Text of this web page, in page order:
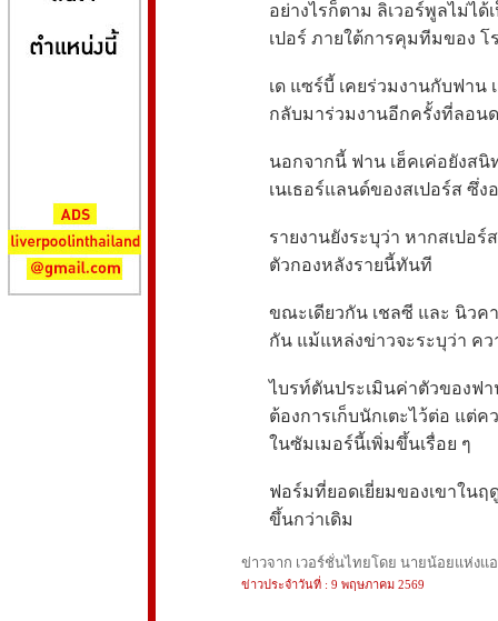
อย่างไรก็ตาม ลิเวอร์พูลไม่ไ
เปอร์ ภายใต้การคุมทีมของ โ
เด แซร์บี้ เคยร่วมงานกับฟาน
กลับมาร่วมงานอีกครั้งที่ลอน
นอกจากนี้ ฟาน เฮ็คเค่อยังส
เนเธอร์แลนด์ของสเปอร์ส ซึ่
รายงานยังระบุว่า หากสเปอ
ตัวกองหลังรายนี้ทันที
ขณะเดียวกัน เชลซี และ นิวค
กัน แม้แหล่งข่าวจะระบุว่า ค
ไบรท์ตันประเมินค่าตัวของฟา
ต้องการเก็บนักเตะไว้ต่อ แต่
ในซัมเมอร์นี้เพิ่มขึ้นเรื่อย ๆ
ฟอร์มที่ยอดเยี่ยมของเขาใน
ขึ้นกว่าเดิม
ข่าวจาก เวอร์ชั่นไทยโดย นายน้อยแห่งแ
ข่าวประจำวันที่ : 9 พฤษภาคม 2569